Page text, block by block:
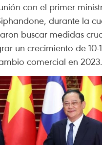
con el primer
durante la
buscar medidas
un crecimiento de 10-
comercial en 2023.